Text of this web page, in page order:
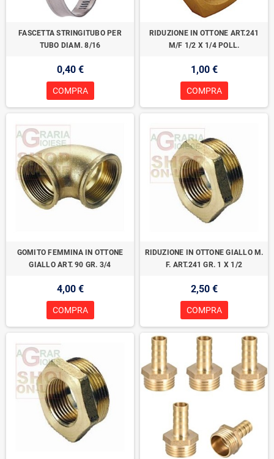
FASCETTA STRINGITUBO PER
TUBO DIAM. 8/16
0,40 €
COMPRA
RIDUZIONE IN OTTONE ART.241
M/F 1/2 X 1/4 POLL.
1,00 €
COMPRA
GOMITO FEMMINA IN OTTONE
GIALLO ART. 90 GR. 3/4
4,00 €
COMPRA
RIDUZIONE IN OTTONE GIALLO M.
F. ART.241 GR. 1 X 1/2
2,50 €
COMPRA